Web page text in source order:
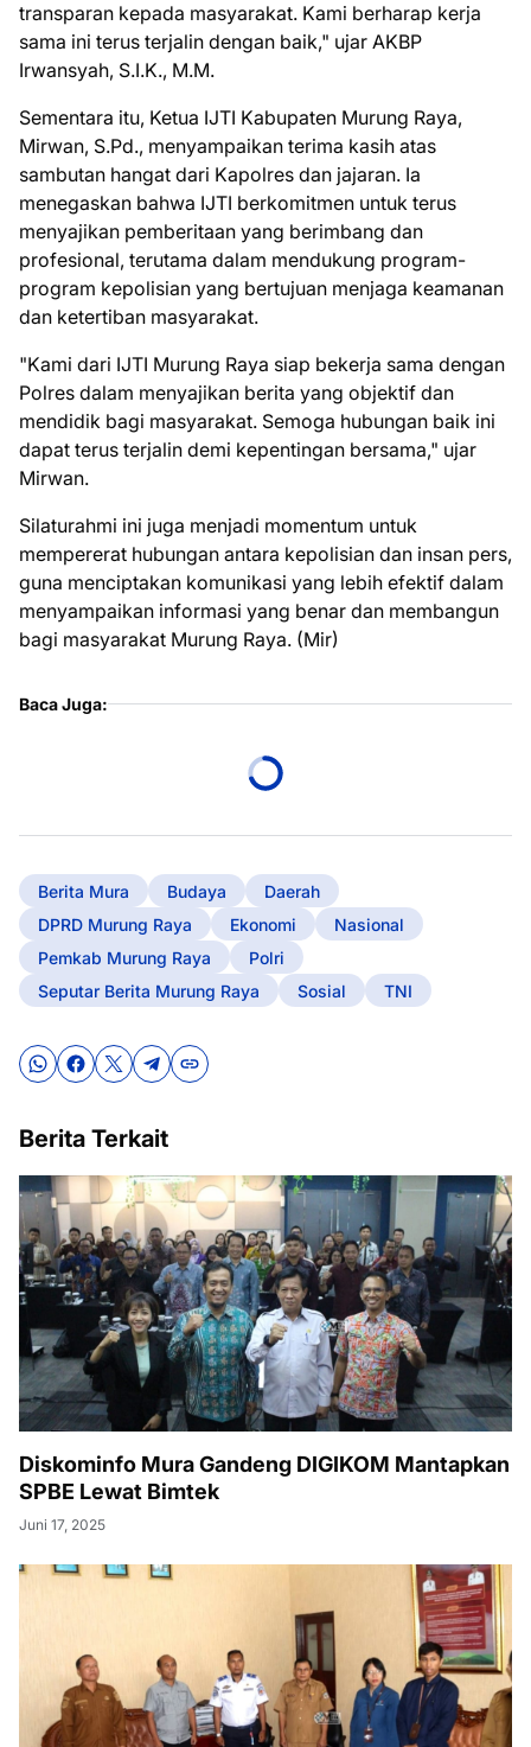
transparan kepada masyarakat. Kami berharap kerja
sama ini terus terjalin dengan baik," ujar AKBP
Irwansyah, S.I.K., M.M.
Sementara itu, Ketua IJTI Kabupaten Murung Raya,
Mirwan, S.Pd., menyampaikan terima kasih atas
sambutan hangat dari Kapolres dan jajaran. Ia
menegaskan bahwa IJTI berkomitmen untuk terus
menyajikan pemberitaan yang berimbang dan
profesional, terutama dalam mendukung program-
program kepolisian yang bertujuan menjaga keamanan
dan ketertiban masyarakat.
"Kami dari IJTI Murung Raya siap bekerja sama dengan
Polres dalam menyajikan berita yang objektif dan
mendidik bagi masyarakat. Semoga hubungan baik ini
dapat terus terjalin demi kepentingan bersama," ujar
Mirwan.
Silaturahmi ini juga menjadi momentum untuk
mempererat hubungan antara kepolisian dan insan pers,
guna menciptakan komunikasi yang lebih efektif dalam
menyampaikan informasi yang benar dan membangun
bagi masyarakat Murung Raya. (Mir)
Baca Juga:
Berita Mura Budaya
Daerah
DPRD Murung Raya
Ekonomi
Nasional
Pemkab Murung Raya
Polri
Seputar Berita Murung Raya
Sosial TNI
Berita Terkait
Diskominfo Mura Gandeng DIGIKOM Mantapkan
SPBE Lewat Bimtek
Juni 17, 2025